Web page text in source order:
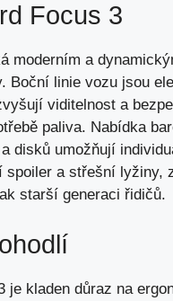
Focus 3
moderním a
Boční linie vozu jsou
viditelnost a
paliva. Nabídka
disků umožňují
spoiler a střešní lyžiny,
starší generaci řidičů.
je kladen důraz na